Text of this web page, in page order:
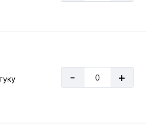
- +